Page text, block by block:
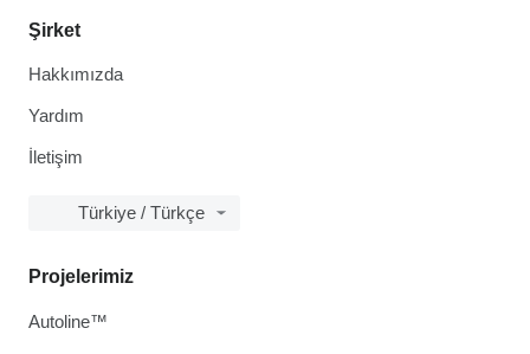
Şirket
Hakkımızda
Yardım
İletişim
Türkiye / Türkçe
Projelerimiz
Autoline™